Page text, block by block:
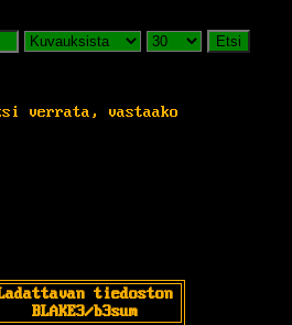
Etsi
verrata, vastaako
tiedoston
BLAKE3/b3sum